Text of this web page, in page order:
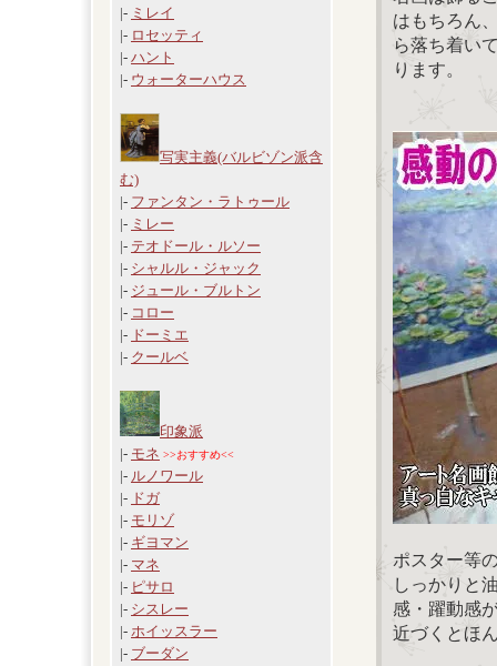
|- ミレイ
|- ロセッティ
|- ハント
|- ウォーターハウス
写実主義(バルビゾン派含
む)
|- ファンタン・ラトゥール
|- ミレー
|- テオドール・ルソー
|- シャルル・ジャック
|- ジュール・ブルトン
|- コロー
|- ドーミエ
|- クールベ
印象派
|- モネ >>おすすめ<<
|- ルノワール
|- ドガ
|- モリゾ
|- ギヨマン
|- マネ
|- ピサロ
|- シスレー
|- ホイッスラー
|- ブーダン
はもちろん
ら落ち着い
ります。
ポスター等
しっかりと
感・躍動感
近づくとほ